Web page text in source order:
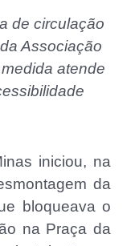
de circulação
Associação
atende
iniciou, na
da
bloqueava o
na Praça da